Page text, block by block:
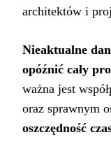
architektów i
Nieaktualne
opóźnić cały
ważna jest
oraz sprawnym
oszczędność